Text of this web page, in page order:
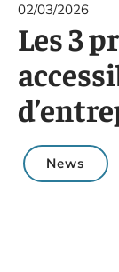
02/03/2026
Les 3
News